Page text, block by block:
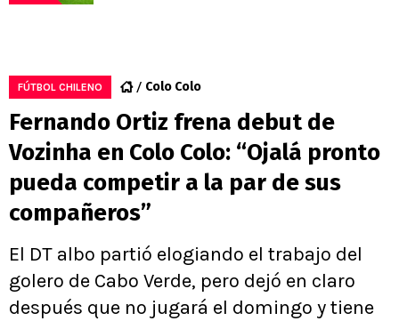
FÚTBOL CHILENO Colo Colo
Fernando Ortiz frena debut de
Vozinha en Colo Colo: “Ojalá pronto
pueda competir a la par de sus
compañeros”
El DT albo partió elogiando el trabajo del
golero de Cabo Verde, pero dejó en claro
después que no jugará el domingo y tiene